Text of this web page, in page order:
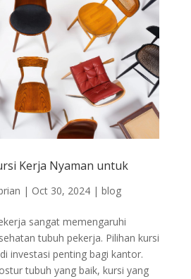
Kerja Nyaman untuk
| Oct 30, 2024| blog
sangat memengaruhi
tubuh pekerja. Pilihan kursi
investasi penting bagi kantor.
tubuh yang baik, kursi yang